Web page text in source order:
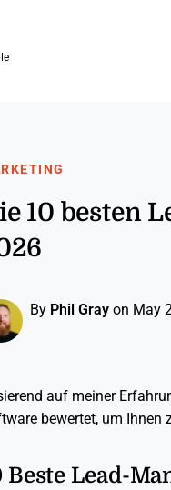
10 besten
By Phil Gray on May
auf meiner
bewertet, um Ihnen
Beste Lead-